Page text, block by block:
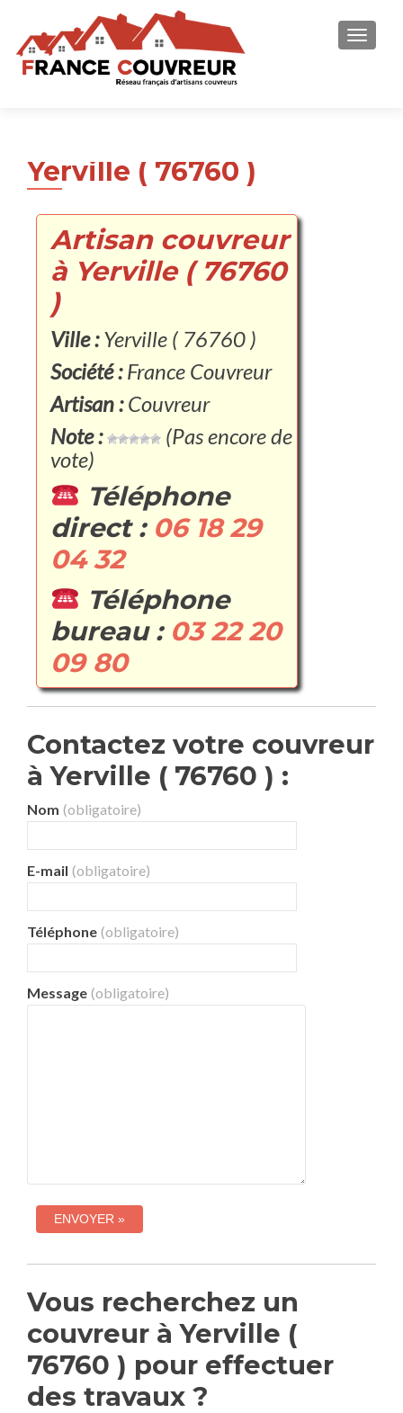
Yerville ( 76760 )
Artisan couvreur
à Yerville ( 76760
)
Ville :Yerville ( 76760 )
Société :France Couvreur
Artisan :Couvreur
Note :
(Pas encore de
vote)
Téléphone
direct : 06 18 29
04 32
Téléphone
bureau : 03 22 20
09 80
Contactez votre couvreur
à Yerville ( 76760 ) :
Nom (obligatoire)
E-mail (obligatoire)
Téléphone (obligatoire)
Message (obligatoire)
Vous recherchez un
couvreur à Yerville (
76760 ) pour effectuer
des travaux ?